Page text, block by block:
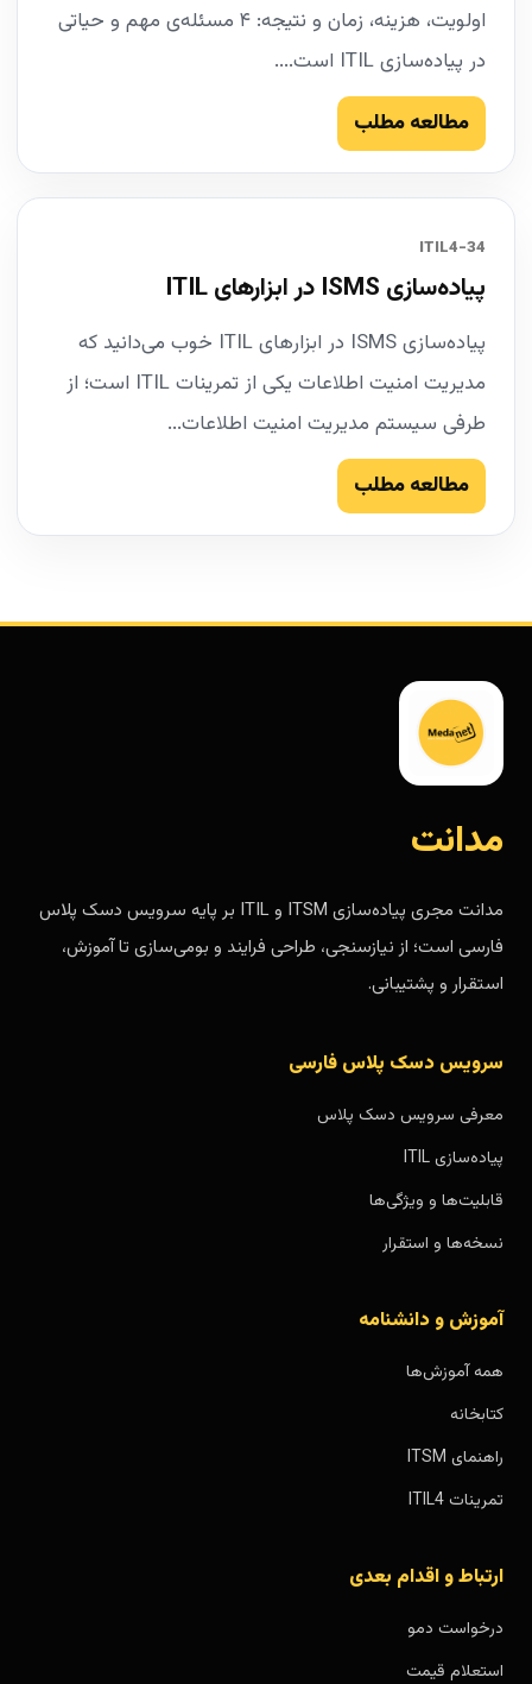
اولویت، هزینه، زمان و نتیجه: ۴ مسئله‌ی مهم و حیاتی
در پیاده‌سازی ITIL است....
مطالعه مطلب
34-ITIL4
پیاده‌سازی ISMS در ابزارهای ITIL
پیاده‌سازی ISMS در ابزارهای ITIL خوب می‌دانید که
مدیریت امنیت اطلاعات یکی از تمرینات ITIL است؛ از
طرفی سیستم مدیریت امنیت اطلاعات...
مطالعه مطلب
مدانت
مدانت مجری پیاده‌سازی ITSM و ITIL بر پایه سرویس دسک پلاس
فارسی است؛ از نیازسنجی، طراحی فرایند و بومی‌سازی تا آموزش،
استقرار و پشتیبانی.
سرویس دسک پلاس فارسی
معرفی سرویس دسک پلاس
پیاده‌سازی ITIL
قابلیت‌ها و ویژگی‌ها
نسخه‌ها و استقرار
آموزش و دانشنامه
همه آموزش‌ها
کتابخانه
راهنمای ITSM
تمرینات ITIL4
ارتباط و اقدام بعدی
درخواست دمو
استعلام قیمت